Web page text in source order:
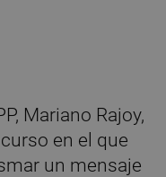
Mariano Rajoy,
en el que
un mensaje